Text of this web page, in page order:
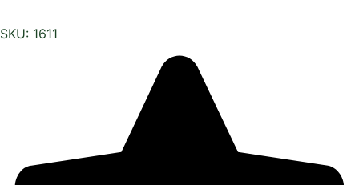
SKU: 1611